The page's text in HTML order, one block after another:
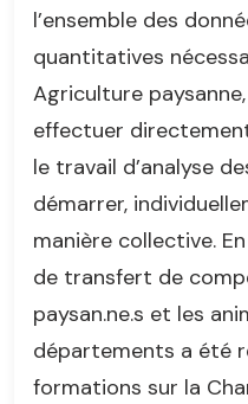
l’ensemble des
quantitatives
Agriculture
effectuer
le travail d’analyse
démarrer,
manière collective.
de transfert de
paysan.ne.s et les
départements a été
formations sur la